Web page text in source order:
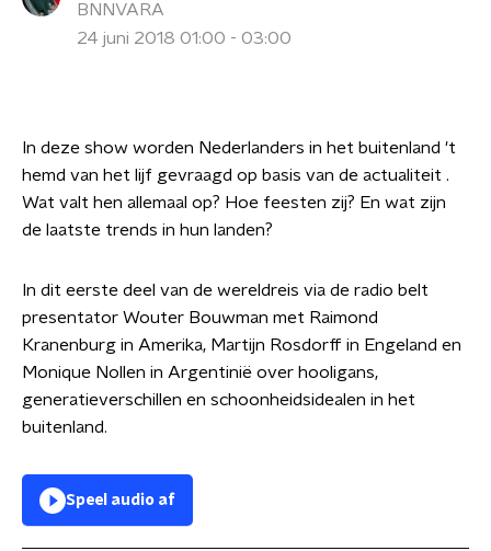
BNNVARA
24 juni 2018 01:00 - 03:00
In deze show worden Nederlanders in het buitenland 't
hemd van het lijf gevraagd op basis van de actualiteit .
Wat valt hen allemaal op? Hoe feesten zij? En wat zijn
de laatste trends in hun landen?
In dit eerste deel van de wereldreis via de radio belt
presentator Wouter Bouwman met Raimond
Kranenburg in Amerika, Martijn Rosdorff in Engeland en
Monique Nollen in Argentinië over hooligans,
generatieverschillen en schoonheidsidealen in het
buitenland.
Speel audio af